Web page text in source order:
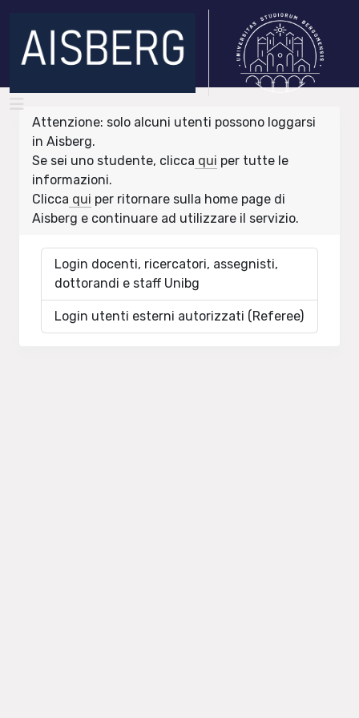
Attenzione: solo alcuni utenti possono loggarsi
in Aisberg.
Se sei uno studente, clicca qui per tutte le
informazioni.
Clicca qui per ritornare sulla home page di
Aisberg e continuare ad utilizzare il servizio.
Login docenti, ricercatori, assegnisti,
dottorandi e staff Unibg
Login utenti esterni autorizzati (Referee)